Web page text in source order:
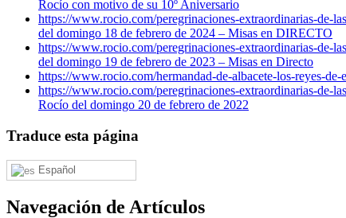
Rocío con motivo de su 10º Aniversario
https://www.rocio.com/peregrinaciones-extraordinarias-de-
del domingo 18 de febrero de 2024 – Misas en DIRECTO
https://www.rocio.com/peregrinaciones-extraordinarias-de-
del domingo 19 de febrero de 2023 – Misas en Directo
https://www.rocio.com/hermandad-de-albacete-los-reyes-
https://www.rocio.com/peregrinaciones-extraordinarias-de-
Rocío del domingo 20 de febrero de 2022
Traduce esta página
Español
Navegación de Artículos